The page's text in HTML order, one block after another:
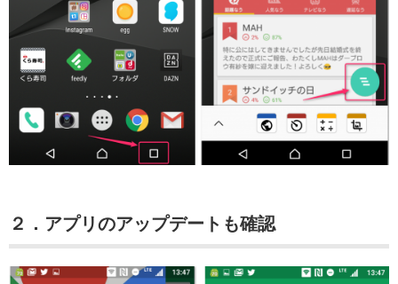
２．アプリのアップデートも確認